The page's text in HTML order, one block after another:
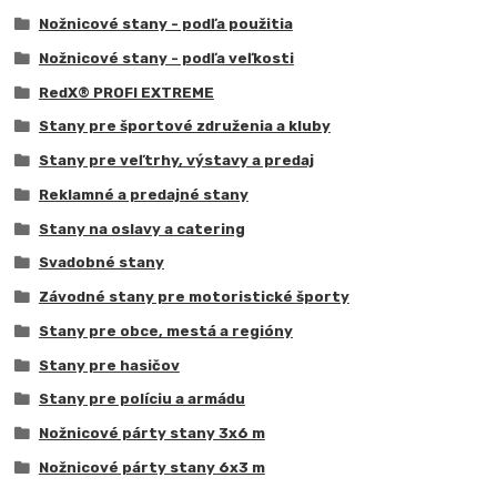
Nožnicové stany - podľa použitia
Nožnicové stany - podľa veľkosti
RedX® PROFI EXTREME
Stany pre športové združenia a kluby
Stany pre veľtrhy, výstavy a predaj
Reklamné a predajné stany
Stany na oslavy a catering
Svadobné stany
Závodné stany pre motoristické športy
Stany pre obce, mestá a regióny
Stany pre hasičov
Stany pre políciu a armádu
Nožnicové párty stany 3x6 m
Nožnicové párty stany 6x3 m